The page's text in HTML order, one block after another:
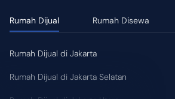
Rumah Dijual Rumah Disewa
Rumah Dijual di Jakarta
Rumah Dijual di Jakarta Selatan